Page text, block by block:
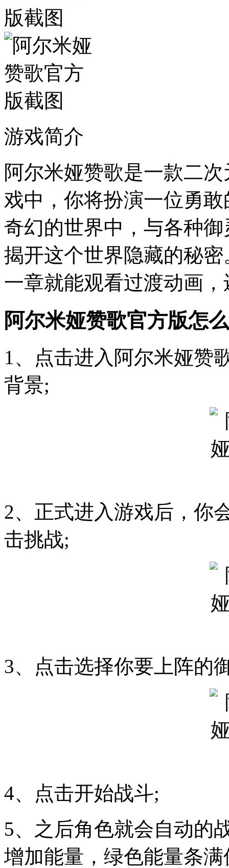
游戏简介
阿尔米娅赞歌是一款二
戏中，你将扮演一位勇
奇幻的世界中，与各种
揭开这个世界隐藏的秘
一章就能观看过渡动画
阿尔米娅赞歌官方版怎
1、点击进入阿尔米娅赞
背景;
2、正式进入游戏后，你
击挑战;
3、点击选择你要上阵的
4、点击开始战斗;
5、之后角色就会自动的
增加能量，绿色能量条